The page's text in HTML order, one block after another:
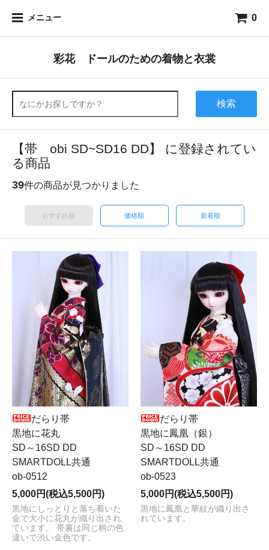
メニュー 0
彩花 ドールのための着物と衣裳
検索
【帯 obi SD~SD16 DD】 に登録されてい
る商品
39件の商品が見つかりました
おすすめ順 価格順 新着順
だらり帯
黒地に花丸
SD～16SD DD
SMARTDOLL共通
ob-0512
5,000円(税込5,500円)
黒地にしっとりと落ち着いた
金で大小に花丸が織り出され
ています。 帯裏は同じ柄の色
違いで渋い金色です。
だらり帯
黒地に鳳凰（銀）
SD～16SD DD
SMARTDOLL共通
ob-0523
5,000円(税込5,500円)
黒地に鳳凰と華紋が織り出さ
れています。